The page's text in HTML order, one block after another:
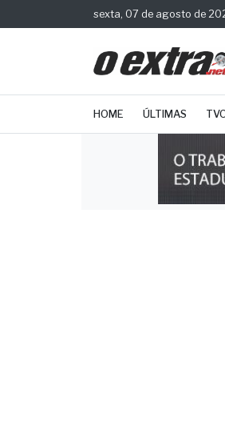
sexta, 07 de agosto de
HOME ÚLTIMAS